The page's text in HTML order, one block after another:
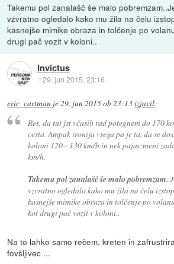
Takemu pol zanalašč še malo
vzvratno ogledalo kako mu žila na čelu
kasnejše mimike obraza in tolčenje po
drugi pač vozit v koloni..
Invictus
::29. jun 2015, 23:16
eric_cartman je29. jun 2015 ob 23:13izjavil:
Res, da tut jst včasih rad potegnem do 170
cesta. Ampak ironija vsega pa je ta, da se
koloni 120 - 130 km/h in nek pajac meni
km/h.
Takemu pol zanalašč še malo pobremzam.
vzvratno ogledalo kako mu žila na čelu
kasnejše mimike obraza in tolčenje po
kot drugi pač vozit v koloni..
Na to lahko samo rečem, kreten in
fovšljivec ...